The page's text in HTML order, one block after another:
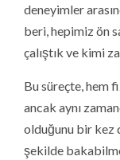
deneyimler
beri, hepimiz ön
çalıştık ve kimi
Bu süreçte, hem
ancak aynı
olduğunu bir kez
şekilde